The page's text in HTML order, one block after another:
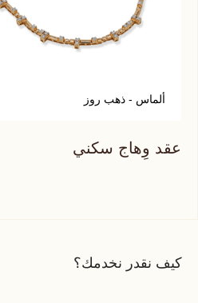
ألماس - ذهب روز
عقد وِهاج سكني
كيف نقدر نخدمك؟